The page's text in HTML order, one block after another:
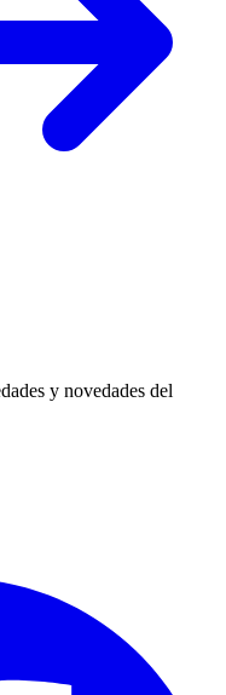
y novedades del